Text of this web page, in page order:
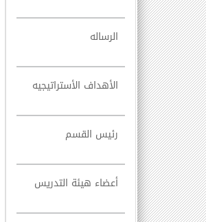
الرساله
الأهداف الأستراتيجيه
رئيس القسم
أعضاء هيئة التدريس